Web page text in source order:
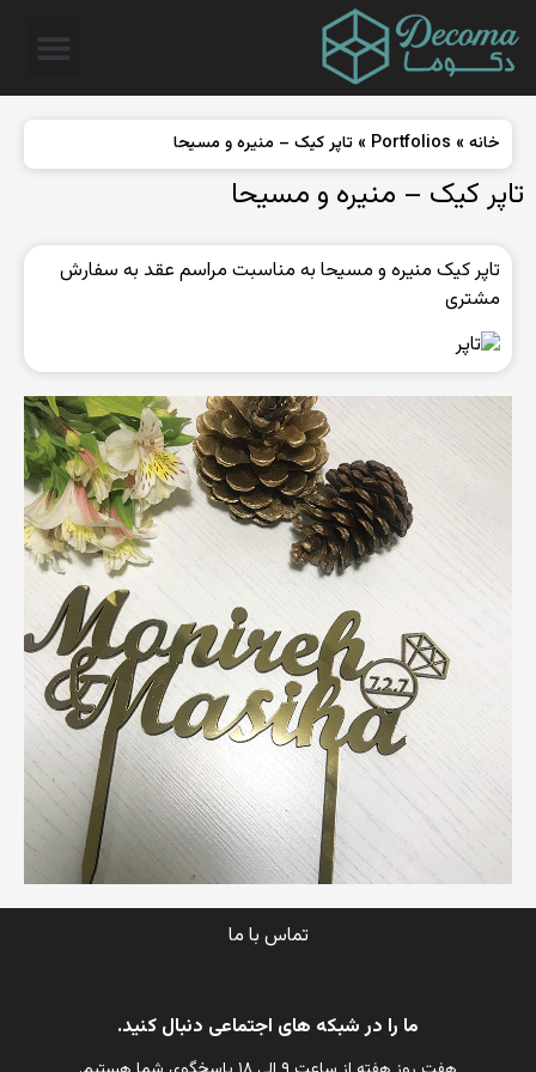
خانه »
Portfolios
» تاپر کیک – منیره و مسیحا
تاپر کیک – منیره و مسیحا
تاپر کیک منیره و مسیحا به مناسبت مراسم عقد به سفارش
مشتری
تماس با ما
ما را در شبکه های اجتماعی دنبال کنید.